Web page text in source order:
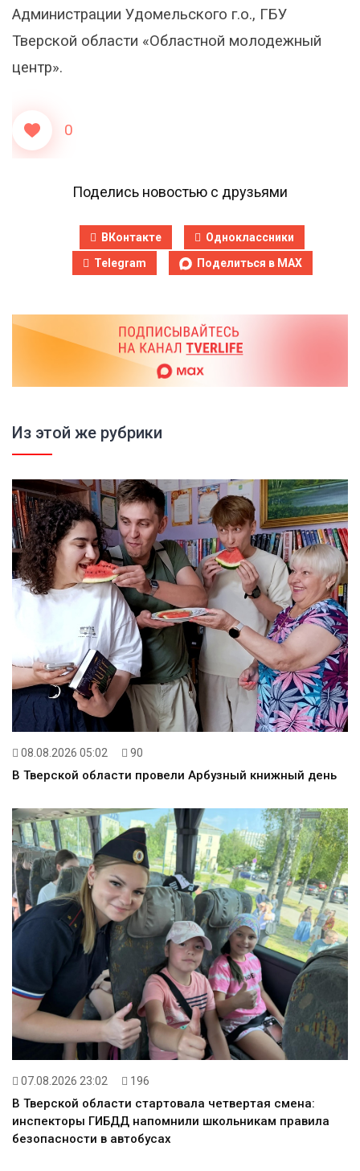
Администрации Удомельского г.о., ГБУ
Тверской области «Областной молодежный
центр».
0
Поделись новостью с друзьями
ВКонтакте
Одноклассники
Telegram
Поделиться в MAX
Из этой же рубрики
08.08.2026 05:02 90
В Тверской области провели Арбузный книжный день
07.08.2026 23:02 196
В Тверской области стартовала четвертая смена:
инспекторы ГИБДД напомнили школьникам правила
безопасности в автобусах